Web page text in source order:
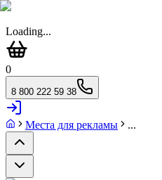
Loading...
0
8 800 222 59 38
Места для рекламы ...